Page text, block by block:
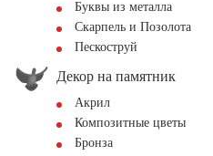
Буквы из металла
Скарпель и Позолота
Пескоструй
Декор на памятник
Акрил
Композитные цветы
Бронза